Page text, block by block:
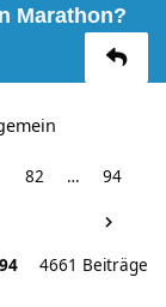
Marathon?
82 … 94
94 4661 Beiträge